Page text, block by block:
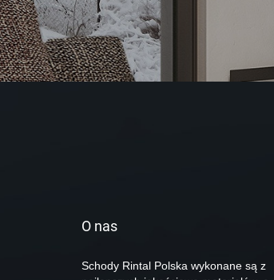
O nas
Schody Rintal Polska wykonane są z